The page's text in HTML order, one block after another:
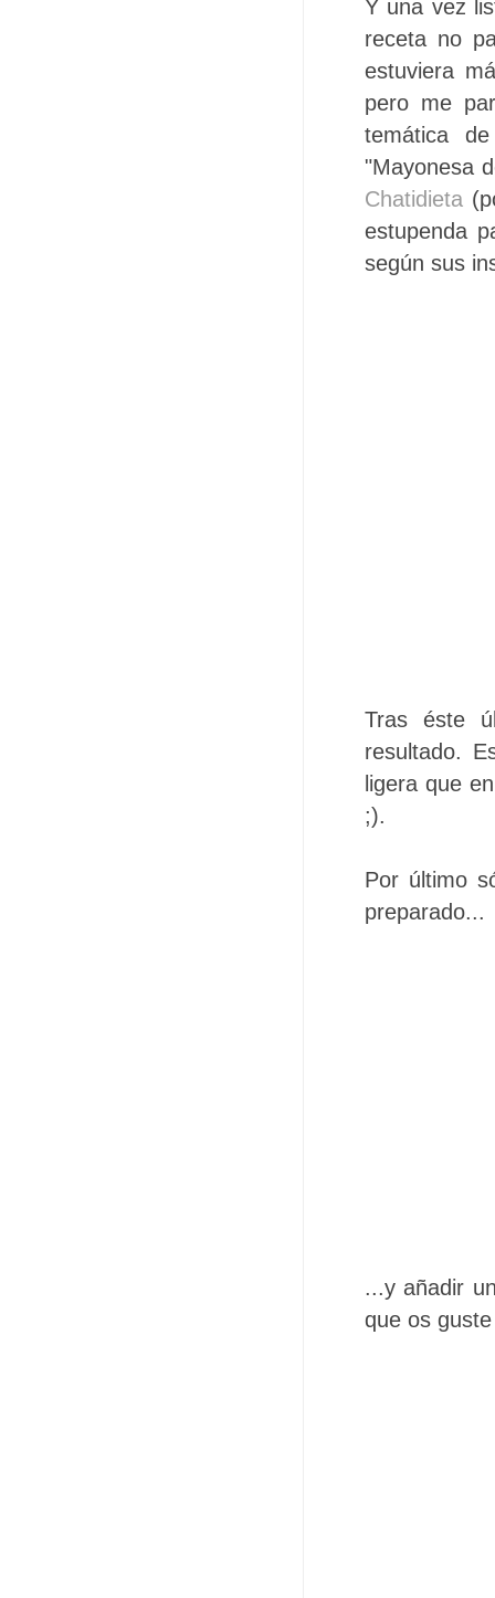
Y una vez
receta no
estuviera
pero me
temática
"Mayonesa
Chatidieta
estupenda
según sus
Tras éste
resultado.
ligera que
;).
Por último
preparado...
...y añadir
que os